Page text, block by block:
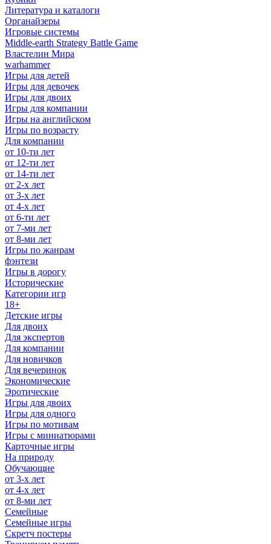
Литература и каталоги
Органайзеры
Игровые системы
Middle-earth Strategy Battle Game
Властелин Мира
warhammer
Игры для детей
Игры для девочек
Игры для двоих
Игры для компании
Игры на английском
Игры по возрасту
Для компании
от 10-ти лет
от 12-ти лет
от 14-ти лет
от 2-х лет
от 3-х лет
от 4-х лет
от 6-ти лет
от 7-ми лет
от 8-ми лет
Игры по жанрам
фэнтези
Игры в дорогу
Исторические
Категории игр
18+
Детские игры
Для двоих
Для экспертов
Для компании
Для новичков
Для вечеринок
Экономические
Эротические
Игры для двоих
Игры для одного
Игры по мотивам
Игры с миниатюрами
Карточные игры
На природу
Обучающие
от 3-х лет
от 4-х лет
от 8-ми лет
Семейные
Семейные игры
Скретч постеры